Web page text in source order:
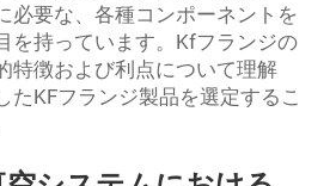
必要な、各種コンポーネントを
を持っています。Kfフランジの
特徴および利点について理解
たKFフランジ製品を選定するこ